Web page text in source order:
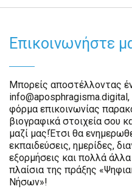
Επικοινωνήστε
Μπορείς αποστέλλοντας
φόρμα επικοινωνίας
βιογραφικά στοιχεία σου
μαζί μας!Έτσι θα
εκπαιδεύσεις, ημερίδες,
εξορμήσεις και πολλά
πλαίσια της πράξης
Νήσων»!